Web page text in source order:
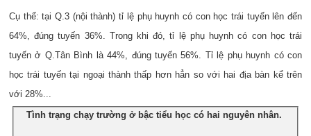
Cụ thể: tại Q.3 (nội thành) tỉ lệ phụ huynh có con học trái tuyến lên đến
64%, đúng tuyến 36%. Trong khi đó, tỉ lệ phụ huynh có con học trái
tuyến ở Q.Tân Bình là 44%, đúng tuyến 56%. Tỉ lệ phụ huynh có con
học trái tuyến tại ngoại thành thấp hơn hẳn so với hai địa bàn kể trên
với 28%...
Tình trạng chạy trường ở bậc tiểu học có hai nguyên nhân.